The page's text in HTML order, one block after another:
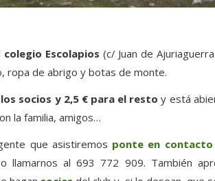
colegio Escolapios (c/ Juan de
ropa de abrigo y botas de monte.
socios y 2,5 € para el resto y está
la familia, amigos…
que asistiremos ponte en contacto
llamarnos al 693 772 909. También